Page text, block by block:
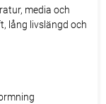
media och
lång livslängd och